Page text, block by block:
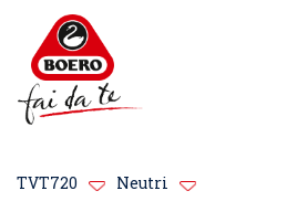
TVT720 Neutri